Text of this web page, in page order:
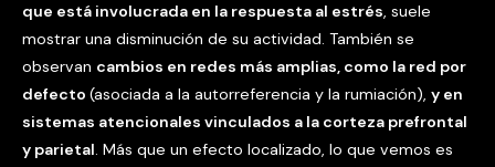
que está involucrada en la respuesta al estrés, suele
mostrar una disminución de su actividad. También se
observan cambios en redes más amplias, como la red por
defecto (asociada a la autorreferencia y la rumiación), y en
sistemas atencionales vinculados a la corteza prefrontal
y parietal. Más que un efecto localizado, lo que vemos es